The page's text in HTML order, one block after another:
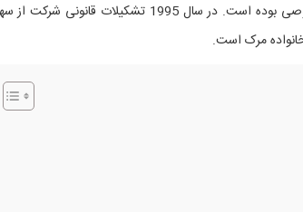
تقریبا در تمام عمر خود (غیراز دو دهه اخیر ) شرکت خصوصی بوده است. در سال 1995 تشکیلات